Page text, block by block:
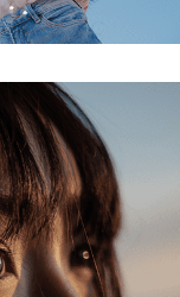
wird an deine E-
hear from us